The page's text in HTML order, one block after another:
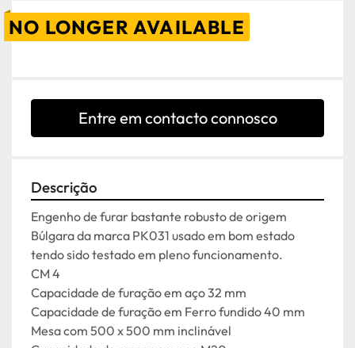
NO LONGER AVAILABLE
Entre em contacto connosco
Descrição
Engenho de furar bastante robusto de origem
Búlgara da marca PK031 usado em bom estado
tendo sido testado em pleno funcionamento.
CM 4
Capacidade de furação em aço 32 mm
Capacidade de furação em Ferro fundido 40 mm
Mesa com 500 x 500 mm inclinável